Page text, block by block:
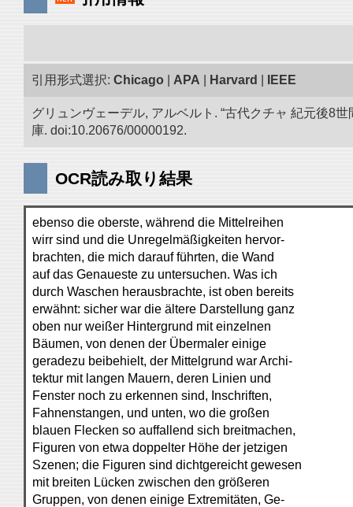
引用形式選択: Chicago APA Harvard IEEE
グリュンヴェーデル, アルベルト. “古代クチャ 紀元後8
庫. doi:10.20676/00000192.
OCR読み取り結果
ebenso die oberste, während die Mittelreihen
wirr sind und die Unregelmäßigkeiten hervor-
brachten, die mich darauf führten, die Wand
auf das Genaueste zu untersuchen. Was ich
durch Waschen herausbrachte, ist oben bereits
erwähnt: sicher war die ältere Darstellung ganz
oben nur weißer Hintergrund mit einzelnen
Bäumen, von denen der Übermaler einige
geradezu beibehielt, der Mittelgrund war Archi-
tektur mit langen Mauern, deren Linien und
Fenster noch zu erkennen sind, Inschriften,
Fahnenstangen, und unten, wo die großen
blauen Flecken so auffallend sich breitmachen,
Figuren von etwa doppelter Höhe der jetzigen
Szenen; die Figuren sind dichtgereicht gewesen
mit breiten Lücken zwischen den größeren
Gruppen, von denen einige Extremitäten, Ge-